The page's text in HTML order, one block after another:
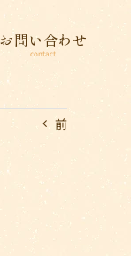
お問い合わせ
contact
前